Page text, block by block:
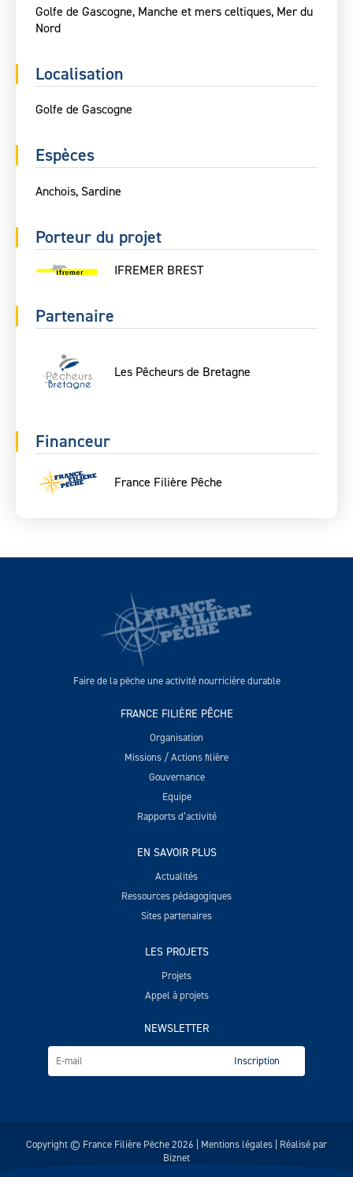
Golfe de Gascogne, Manche et mers celtiques, Mer du
Nord
Localisation
Golfe de Gascogne
Espèces
Anchois, Sardine
Porteur du projet
IFREMER BREST
Partenaire
Les Pêcheurs de Bretagne
Financeur
France Filière Pêche
Faire de la pêche une activité nourricière durable
FRANCE FILIÈRE PÊCHE
Organisation
Missions / Actions filière
Gouvernance
Equipe
Rapports d’activité
EN SAVOIR PLUS
Actualités
Ressources pédagogiques
Sites partenaires
LES PROJETS
Projets
Appel à projets
NEWSLETTER
Copyright © France Filière Pêche 2026 | Mentions légales | Réalisé par
Biznet